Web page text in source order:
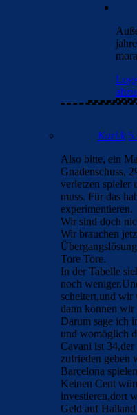
Karl.k
Also bitte, ein
Gnadenschuss,
verletzen spieler
muss. Für das
experimentieren.
Wir sind doch
Wir brauchen
Tore Tore.
In der Tabelle
noch
scheitert,und wir
dann können wir
Darum sage ich
und womöglich
Cavani ist
zufrieden geben
Barcelona
Keinen Cent
investieren,dort
Geld auf